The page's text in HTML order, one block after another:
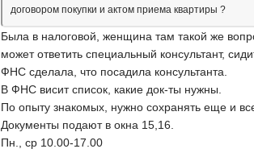
договором покупки и актом приема квартиры ?
Была в налоговой, женщина там такой же
может ответить специальный консультант,
ФНС сделала, что посадила консультанта.
В ФНС висит список, какие док-ты нужны.
По опыту знакомых, нужно сохранять еще и
Документы подают в окна 15,16.
Пн., ср 10.00-17.00